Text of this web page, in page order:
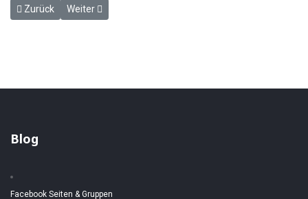
Vorheriger Beitrag: In Kürze (Die neue Straßendurchfahrt) - HP
Zurück Nächster Beitrag: Filmabend bei den Eisenbahnern - HP
Weiter
Blog
Facebook Seiten & Gruppen